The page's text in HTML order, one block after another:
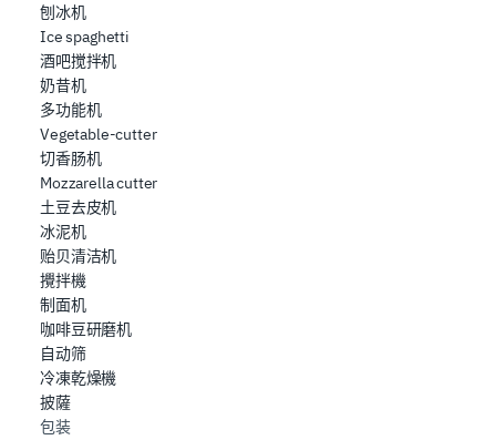
刨冰机
Ice spaghetti
酒吧搅拌机
奶昔机
多功能机
Vegetable-cutter
切香肠机
Mozzarella cutter
土豆去皮机
冰泥机
贻贝清洁机
攪拌機
制面机
咖啡豆研磨机
自动筛
冷凍乾燥機
披薩
包装